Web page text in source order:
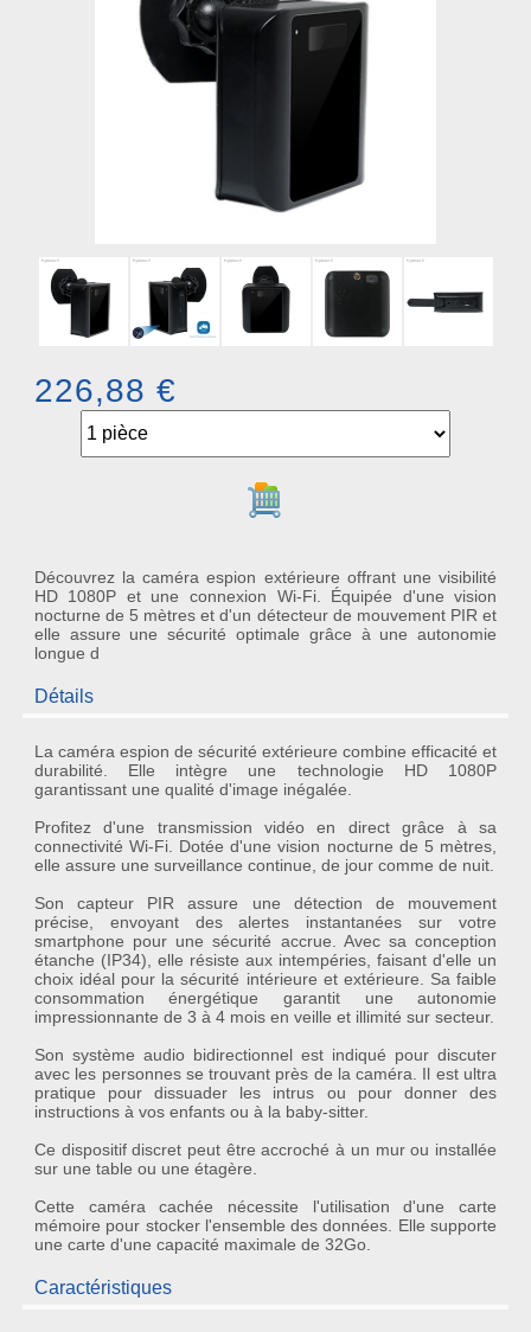
226,88 €
Ajouter au panier
Découvrez la caméra espion extérieure offrant une visibilité
HD 1080P et une connexion Wi-Fi. Équipée d'une vision
nocturne de 5 mètres et d'un détecteur de mouvement PIR et
elle assure une sécurité optimale grâce à une autonomie
longue d
Détails
La caméra espion de sécurité extérieure combine efficacité et
durabilité. Elle intègre une technologie HD 1080P
garantissant une qualité d'image inégalée.
Profitez d'une transmission vidéo en direct grâce à sa
connectivitéWi-Fi . Dotée d'une vision nocturne de 5 mètres,
elle assure une surveillance continue, de jour comme de nuit.
Son capteur PIR assure une détection de mouvement
précise, envoyant des alertes instantanées sur votre
smartphone pour une sécurité accrue. Avec sa conception
étanche (IP34), elle résiste aux intempéries, faisant d'elle un
choix idéal pour la sécurité intérieure et extérieure. Sa faible
consommation énergétique garantit uneautonomie
impressionnante de 3 à 4 mois en veille et illimité sur secteur.
Son système audio bidirectionnel est indiqué pour discuter
avec les personnes se trouvant près de la caméra. Il est ultra
pratique pour dissuader les intrus ou pour donner des
instructions à vos enfants ou à la baby-sitter.
Ce dispositif discret peut être accroché à un mur ou installée
sur une table ou une étagère.
Cette caméra cachée nécessite l'utilisation d'une carte
mémoire pour stocker l'ensemble des données. Elle supporte
une carte d'une capacité maximale de 32Go.
Caractéristiques